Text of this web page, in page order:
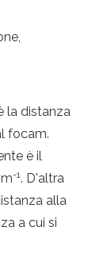
la distanza
focam.
è il
-1. D'altra
alla
a cui si